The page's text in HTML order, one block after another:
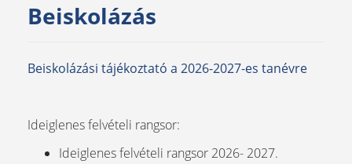
Beiskolázás
Beiskolázási tájékoztató a 2026-2027-es tanévre
Ideiglenes felvételi rangsor:
Ideiglenes felvételi rangsor 2026- 2027.